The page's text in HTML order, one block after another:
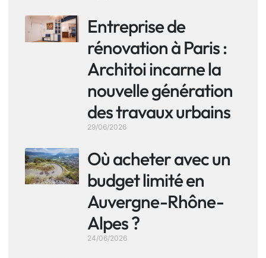
Entreprise de
rénovation à Paris :
Architoi incarne la
nouvelle génération
des travaux urbains
29/06/2026
Où acheter avec un
budget limité en
Auvergne-Rhône-
Alpes ?
24/06/2026